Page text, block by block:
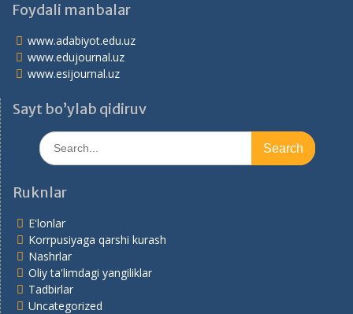
Foydali manbalar
www.adabiyot.edu.uz
www.edujournal.uz
www.esijournal.uz
Sayt bo’ylab qidiruv
Search
for:
Ruknlar
E'lonlar
Korrpusiyaga qarshi kurash
Nashrlar
Oliy ta'limdagi yangiliklar
Tadbirlar
Uncategorized